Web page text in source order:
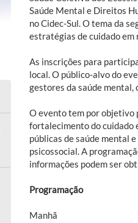
Saúde Mental e Direitos
no Cidec-Sul. O tema da
estratégias de cuidado em
As inscrições para
local. O público-alvo do
gestores da saúde mental,
O evento tem por objetivo
fortalecimento do cuidado
públicas de saúde mental
psicossocial. A
informações podem ser
Programação
Manhã